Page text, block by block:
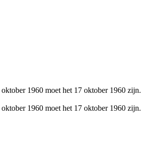
1960 moet het 17 oktober 1960 zijn.
1960 moet het 17 oktober 1960 zijn.